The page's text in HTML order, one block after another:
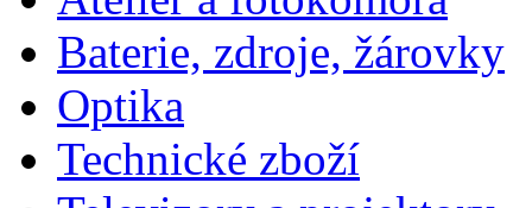
Baterie, zdroje, žárovky
Optika
Technické zboží